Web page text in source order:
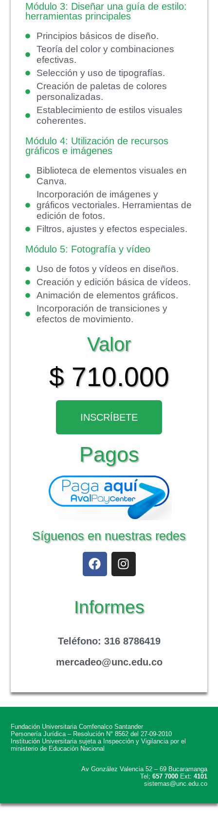
Módulo 3: Diseñar una guía de estilo:
herramientas principales
Principios básicos de diseño.
Teoría del color y combinaciones
efectivas.
Selección y uso de tipografías.
Creación de paletas de colores
personalizadas.
Establecimiento de estilos visuales
coherentes.
Módulo 4: Utilización de recursos
gráficos e imágenes
Biblioteca de elementos visuales en
Canva.
Incorporación de imágenes y
gráficos vectoriales. Herramientas de
edición de fotos.
Filtros, ajustes y efectos especiales.
Módulo 5: Fotografía y vídeo
Uso de fotos y vídeos en diseños.
Creación y edición básica de vídeos.
Animación de elementos gráficos.
Incorporación de transiciones y
efectos de movimiento.
Valor
$ 710.000
INSCRÍBETE
Pagos
Síguenos en nuestras redes
Informes
Teléfono: 316 8786419
mercadeo@unc.edu.co
Fundación Universitaria Comfenalco Santander
Personería Jurídica – Resolución N° 8562 del 27-09-2010
Institución Universitaria sujeta a Inspección y Vigilancia por el
ministerio de Educación Nacional
Av González Valencia 52 – 69 Bucaramanga
Tel; 657 7000Ext: 4101
sistemas@unc.edu.co